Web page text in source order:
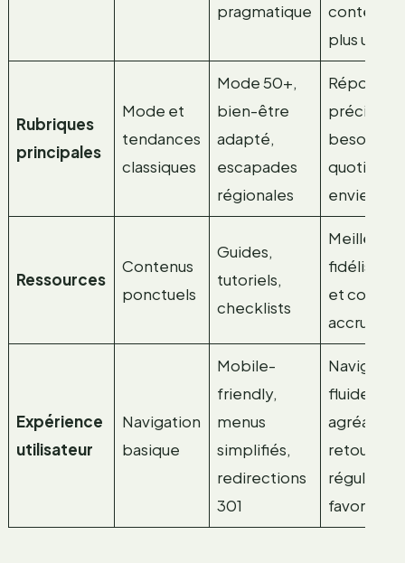
pragmatique
contenus
plus utiles
Rubriques
principales
Mode et
tendances
classiques
Mode 50+,
bien-être
adapté,
escapades
régionales
Réponse
précise
besoins
envies
Ressources
Contenus
ponctuels
Guides,
tutoriels,
checklists
Meilleure
et
accrue
Expérience
utilisateur
Navigation
basique
Mobile-
friendly,
menus
simplifiés,
redirections
301
fluide et
agréable,
retour
régulier
favorisé